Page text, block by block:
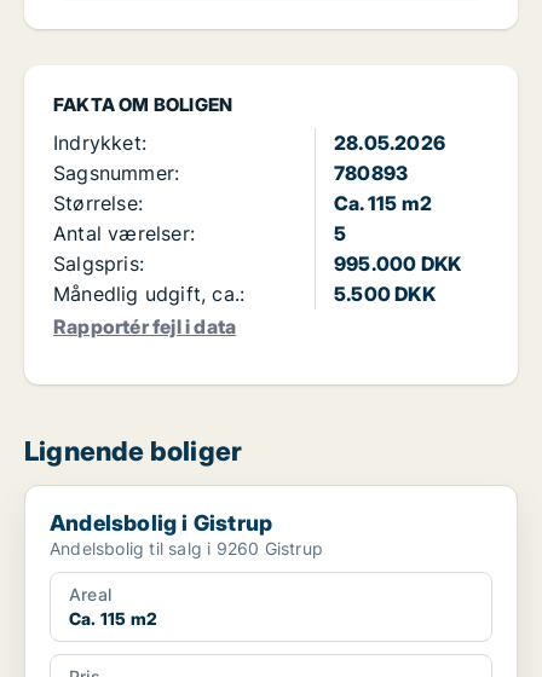
FAKTA OM BOLIGEN
Indrykket:
28.05.2026
Sagsnummer:
780893
Størrelse:
Ca. 115 m2
Antal værelser:
5
Salgspris:
995.000 DKK
Månedlig udgift, ca.:
5.500 DKK
Rapportér fejl i data
Lignende boliger
Andelsbolig i Gistrup
Andelsbolig i Gistrup
Andelsbolig til salg i 9260 Gistrup
Areal
Ca. 115 m2